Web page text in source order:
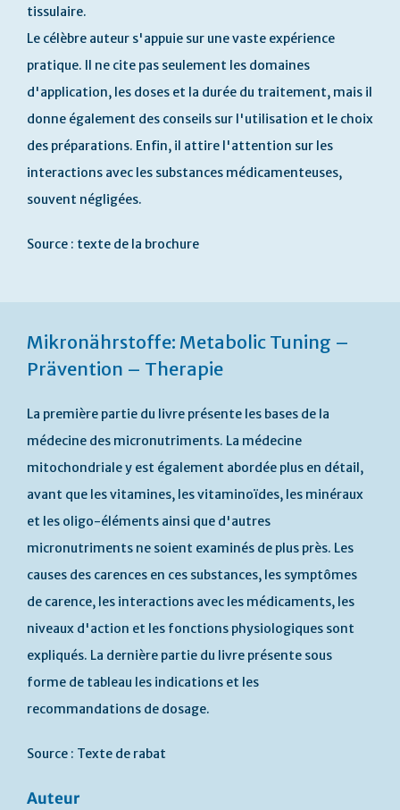
tissulaire.
Le célèbre auteur s'appuie sur une vaste expérience
pratique. Il ne cite pas seulement les domaines
d'application, les doses et la durée du traitement, mais il
donne également des conseils sur l'utilisation et le choix
des préparations. Enfin, il attire l'attention sur les
interactions avec les substances médicamenteuses,
souvent négligées.
Source : texte de la brochure
Mikronährstoffe: Metabolic Tuning –
Prävention – Therapie
La première partie du livre présente les bases de la
médecine des micronutriments. La médecine
mitochondriale y est également abordée plus en détail,
avant que les vitamines, les vitaminoïdes, les minéraux
et les oligo-éléments ainsi que d'autres
micronutriments ne soient examinés de plus près. Les
causes des carences en ces substances, les symptômes
de carence, les interactions avec les médicaments, les
niveaux d'action et les fonctions physiologiques sont
expliqués. La dernière partie du livre présente sous
forme de tableau les indications et les
recommandations de dosage.
Source : Texte de rabat
Auteur